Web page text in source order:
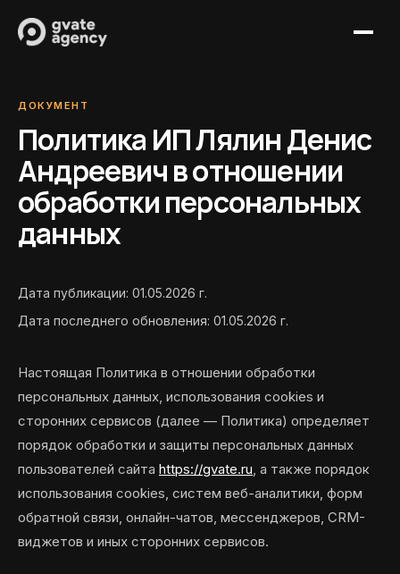
Создание сайтов
Сопровождение сайтов
IT-поддержка
Кейсы
Журнал
Партнерам
Контакты
+7 (921) 313-11-64
mail@gvate-agency.ru
ДОКУМЕНТ
Политика ИП Лялин Денис
Андреевич в отношении
обработки персональных
данных
Дата публикации: 01.05.2026 г.
Дата последнего обновления: 01.05.2026 г.
Настоящая Политика в отношении обработки
персональных данных, использования cookies и
сторонних сервисов (далее — Политика) определяет
порядок обработки и защиты персональных данных
пользователей сайта https://gvate.ru, а также порядок
использования cookies, систем веб-аналитики, форм
обратной связи, онлайн-чатов, мессенджеров, CRM-
виджетов и иных сторонних сервисов.